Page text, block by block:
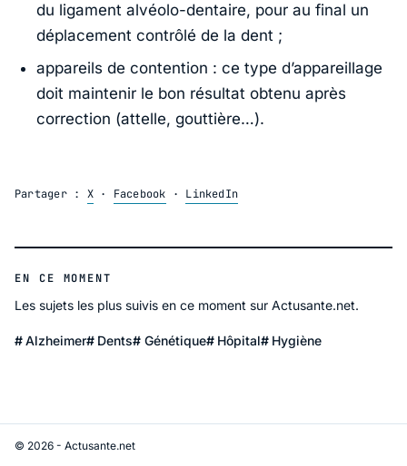
du ligament alvéolo-dentaire, pour au final un
déplacement contrôlé de la dent ;
appareils de contention : ce type d’appareillage
doit maintenir le bon résultat obtenu après
correction (attelle, gouttière…).
Partager : X· Facebook · LinkedIn
EN CE MOMENT
Les sujets les plus suivis en ce moment sur Actusante.net.
Alzheimer Dents Génétique Hôpital Hygiène
© 2026 - Actusante.net